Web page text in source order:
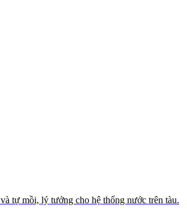
tự mồi, lý tưởng cho hệ thống nước trên tàu.